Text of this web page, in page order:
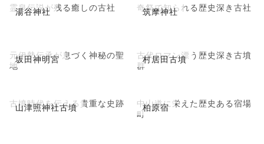
湯谷神社
霊泉伝説が残る癒しの古社 筑摩神社
奇祭で知られる歴史深き古社
坂田神明宮
元伊勢伝承が息づく神秘の聖
地
村居田古墳
古代ロマン漂う歴史深き古墳
群
山津照神社古墳
古墳時代を伝える貴重な史跡 柏原宿
中山道に栄えた歴史ある宿場
町